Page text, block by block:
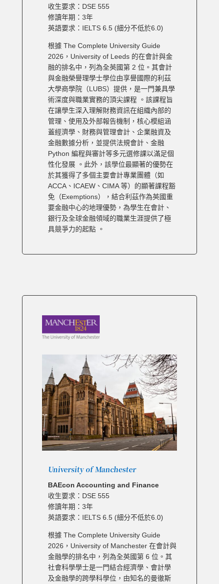
收生要求：DSE 555
修讀年期：3年
英語要求：IELTS 6.5 (細分不低於6.0)
根據 The Complete University Guide
2026，University of Leeds 的在會計與金
融的排名中，列為全英國第 2 位。其會計
與金融榮譽理學士學位由享譽國際的利茲
大學商學院（LUBS）提供，是一門兼具學
術深度與職業實務的頂尖課程 。該課程旨
在讓學生深入理解財務資訊在組織內部的
管理、使用及外部報告機制，核心模組涵
蓋經濟學、財務與管理會計、企業融資及
金融數據分析，並提供法規會計、金融
Python 編程與審計等多元選修課以滿足個
性化發展 。此外，該學位最顯著的優勢在
於其獲得了多個主要會計專業團體（如
ACCA、ICAEW、CIMA 等）的顯著課程豁
免（Exemptions），結合利茲作為英國重
要金融中心的地理優勢，為學生在會計、
銀行及全球金融領域的職業生涯提供了極
具競爭力的起點 。
University of Manchester
BAEcon Accounting and Finance
收生要求：DSE 555
修讀年期：3年
英語要求：IELTS 6.5 (細分不低於6.0)
根據 The Complete University Guide
2026，University of Manchester 在會計與
金融學的排名中，列為全英國第 6 位。其
社會科學學士是一門結合經濟學、會計學
及金融學的跨學科學位，由知名的曼徹斯